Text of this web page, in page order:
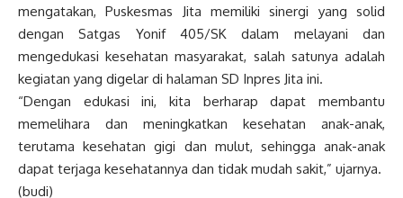
mengatakan, Puskesmas Jita memiliki sinergi yang solid
dengan Satgas Yonif 405/SK dalam melayani dan
mengedukasi kesehatan masyarakat, salah satunya adalah
kegiatan yang digelar di halaman SD Inpres Jita ini.
“Dengan edukasi ini, kita berharap dapat membantu
memelihara dan meningkatkan kesehatan anak-anak,
terutama kesehatan gigi dan mulut, sehingga anak-anak
dapat terjaga kesehatannya dan tidak mudah sakit,” ujarnya.
(budi)